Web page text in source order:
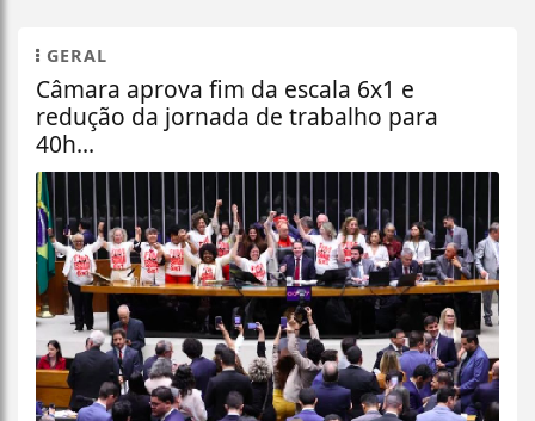
GERAL
Câmara aprova fim da escala 6x1 e
redução da jornada de trabalho para
40h...